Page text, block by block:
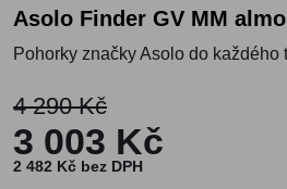
Asolo Finder GV MM
Pohorky značky Asolo do každého
4 290 Kč
3 003 Kč
2 482 Kč bez DPH